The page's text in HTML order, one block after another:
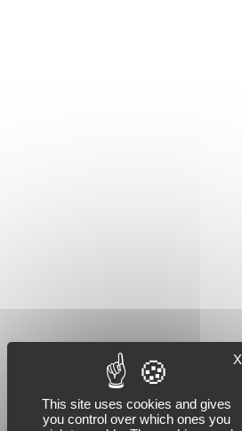
X
This site uses cookies and gives
you control over which ones you